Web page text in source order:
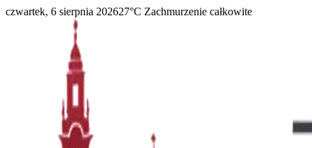
czwartek, 6 sierpnia 202627°C Zachmurzenie całkowite